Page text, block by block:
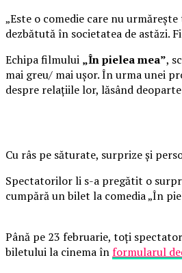
„Este o comedie care nu
dezbătută în societatea de astăzi.
Echipa filmului „În pielea mea”,
mai greu/ mai ușor. În urma unei
despre relațiile lor, lăsând
Cu râs pe săturate, surprize și
Spectatorilor li s-a pregătit o
cumpără un bilet la comedia „În
Până pe 23 februarie, toți
biletului la cinema înformularul